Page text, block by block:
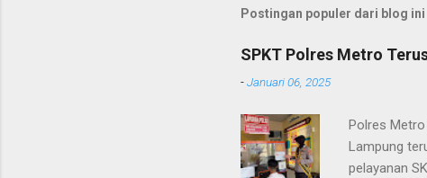
Postingan populer dari blog ini
SPKT Polres Metro
-Januari 06, 2025
Polres
Lampung
pelayanan